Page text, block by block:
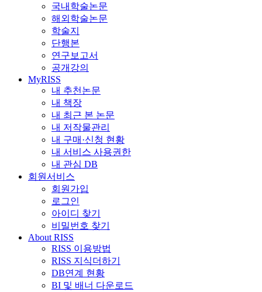
국내학술논문
해외학술논문
학술지
단행본
연구보고서
공개강의
MyRISS
내 추천논문
내 책장
내 최근 본 논문
내 저작물관리
내 구매·신청 현황
내 서비스 사용권한
내 관심 DB
회원서비스
회원가입
로그인
아이디 찾기
비밀번호 찾기
About RISS
RISS 이용방법
RISS 지식더하기
DB연계 현황
BI 및 배너 다운로드